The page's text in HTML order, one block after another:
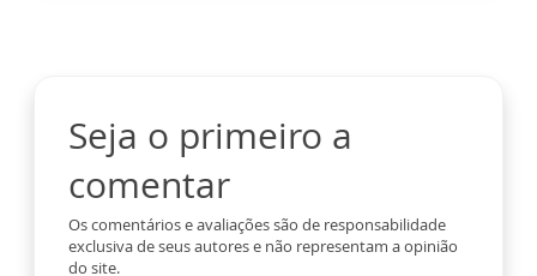
Seja o primeiro a
comentar
Os comentários e avaliações são de responsabilidade
exclusiva de seus autores e não representam a opinião
do site.